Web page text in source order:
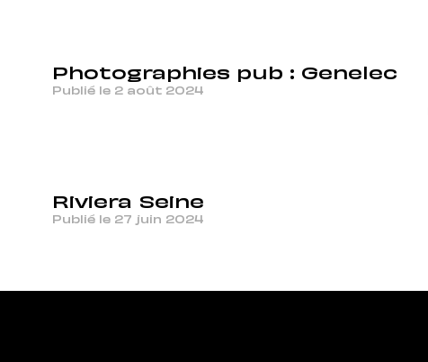
Photographies pub : Genelec
Publié le 2 août 2024
Riviera Seine
Publié le 27 juin 2024